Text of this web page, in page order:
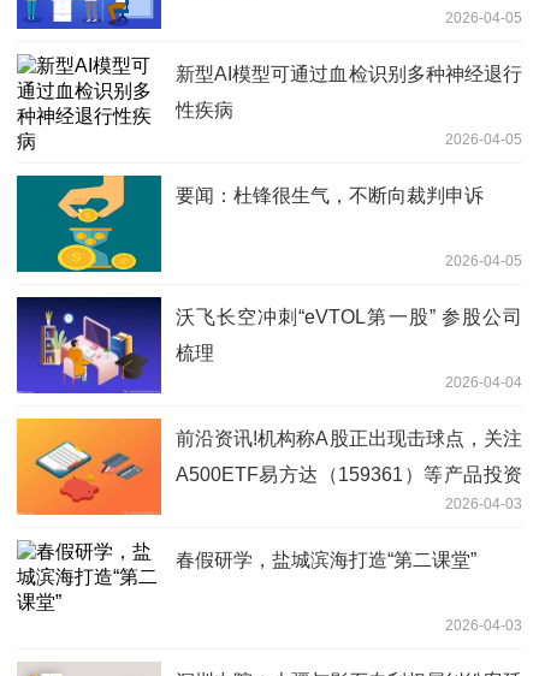
2026-04-05
新型AI模型可通过血检识别多种神经退行
性疾病
2026-04-05
要闻：杜锋很生气，不断向裁判申诉
2026-04-05
沃飞长空冲刺“eVTOL第一股” 参股公司
梳理
2026-04-04
前沿资讯!机构称A股正出现击球点，关注
A500ETF易方达（159361）等产品投资
2026-04-03
春假研学，盐城滨海打造“第二课堂”
2026-04-03